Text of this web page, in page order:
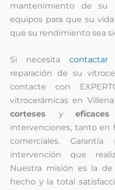
mantenimiento de su
equipos para que su
que su rendimiento sea
Si necesita
reparación de su
contacte con
vitrocerámicas en
corteses y
intervenciones, tanto en
comerciales.
intervención que
Nuestra misión es la
hecho y la total